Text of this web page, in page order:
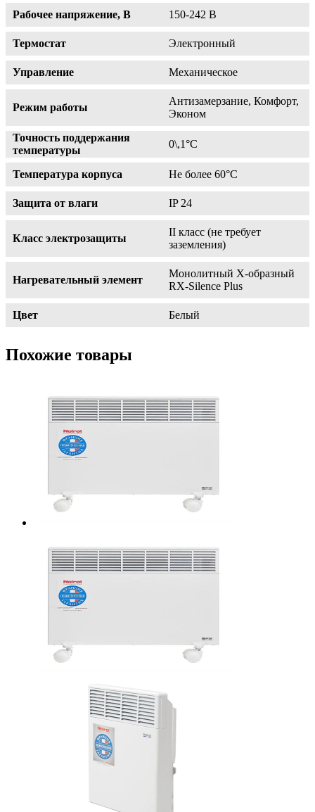
Рабочее напряжение, В 150-242 В
Термостат Электронный
Управление Механическое
Режим работы
Антизамерзание, Комфорт,
Эконом
Точность поддержания
температуры
0\,1°С
Температура корпуса Не более 60°С
Защита от влаги IP 24
Класс электрозащиты
II класс (не требует
заземления)
Нагревательный элемент
Монолитный Х-образный
RX-Silence Plus
Цвет Белый
Похожие товары